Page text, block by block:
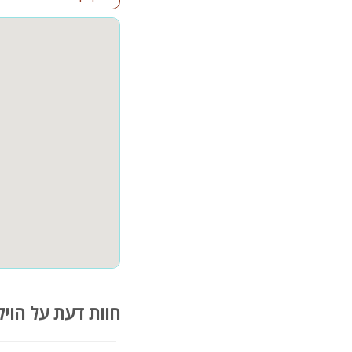
פנים הוילה:
4 חדרי שינה מאובזרים במיטה זוגית, מיזוג אוויר, טלוויזיה ושידות
חוות דעת על